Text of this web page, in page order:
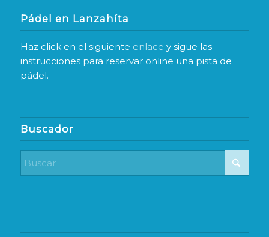
Pádel en Lanzahíta
Haz click en el siguiente enlace y sigue las
instrucciones para reservar online una pista de
pádel.
Buscador